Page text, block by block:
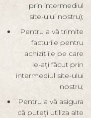
prin intermediul
site-ului nostru);
Pentru a vă trimite
facturile pentru
achizițiile pe care
le-ați făcut prin
intermediul site-ului
nostru;
Pentru a vă asigura
că puteți utiliza alte